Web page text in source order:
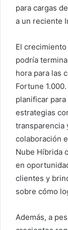
para cargas
a un reciente
El
podría
hora para las
Fortune
planificar
estrategias
transparencia
colaboración
Nube Híbrida
en
clientes y
sobre cómo
Además, a